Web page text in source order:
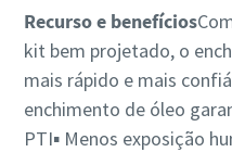
Recurso e benefícios
kit bem projetado, o
mais rápido e mais
enchimento de óleo
PTI▪ Menos exposição